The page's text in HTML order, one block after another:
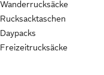
Wanderrucksäcke
Rucksacktaschen
Daypacks
Freizeitrucksäcke